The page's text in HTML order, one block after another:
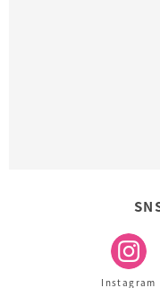
Instagram